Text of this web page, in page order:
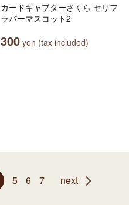
カードキャプターさくら セリフ
ラバーマスコット2
300 yen (tax included)
5 6 7 next